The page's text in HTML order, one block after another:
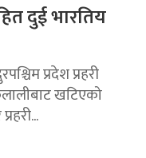
दुई भारतिय
प्रदेश प्रहरी
खटिएको